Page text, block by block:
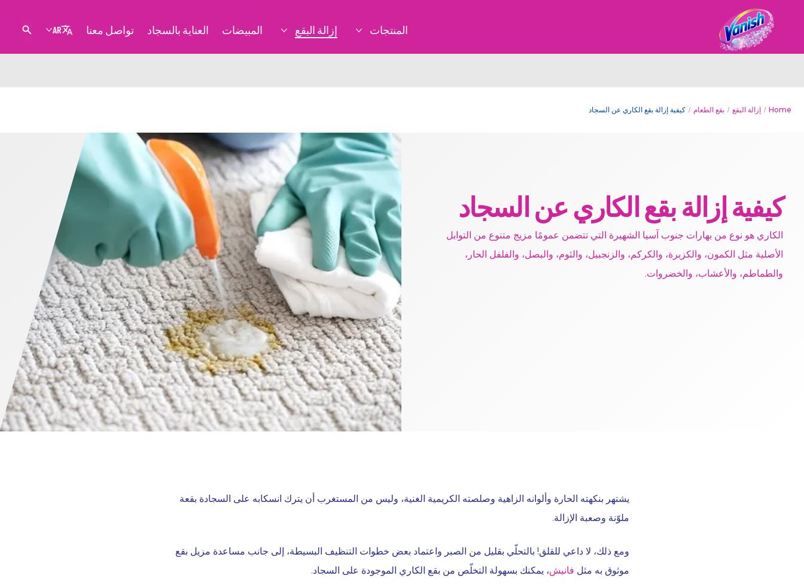
المنتجات
المزيد المنتجات
إزالة البقع
المزيد إزالة البقع
المبيضات العناية بالسجاد تواصل معنا AR
Home إزالة البقع بقع الطعام كيفية إزالة بقع الكاري عن السجاد
كيفية إزالة بقع الكاري عن السجاد
الكاري هو نوع من بهارات جنوب آسيا الشهيرة التي تتضمن عمومًا مزيج متنوع من التوابل
الأصلية مثل الكمون، والكزبرة، والكركم، والزنجبيل، والثوم، والبصل، والفلفل الحار،
والطماطم، والأعشاب، والخضروات.
يشتهر بنكهته الحارة وألوانه الزاهية وصلصته الكريمية الغنية، وليس من المستغرب أن يترك انسكابه على السجادة بقعة
ملوّنة وصعبة الإزالة.
ومع ذلك، لا داعي للقلق! بالتحلّي بقليل من الصبر واعتماد بعض خطوات التنظيف البسيطة، إلى جانب مساعدة مزيل بقع
موثوق به مثل فانيش، يمكنك بسهولة التخلّص من بقع الكاري الموجودة على السجاد.